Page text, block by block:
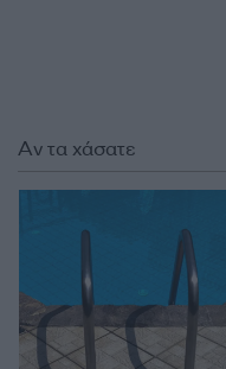
Αν τα χάσατε